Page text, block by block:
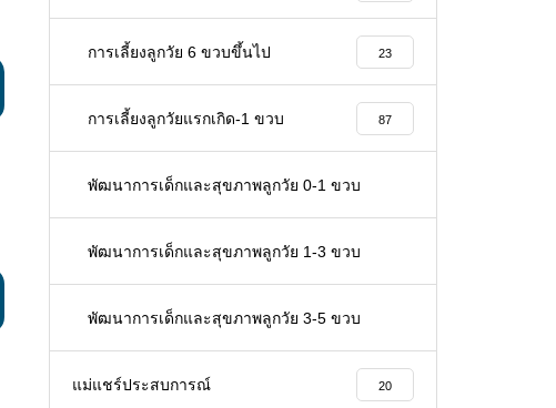
การเลี้ยงลูกวัย 6 ขวบขึ้นไป 23
การเลี้ยงลูกวัยแรกเกิด-1 ขวบ 87
พัฒนาการเด็กและสุขภาพลูกวัย 0-1 ขวบ
พัฒนาการเด็กและสุขภาพลูกวัย 1-3 ขวบ
พัฒนาการเด็กและสุขภาพลูกวัย 3-5 ขวบ
แม่แชร์ประสบการณ์ 20